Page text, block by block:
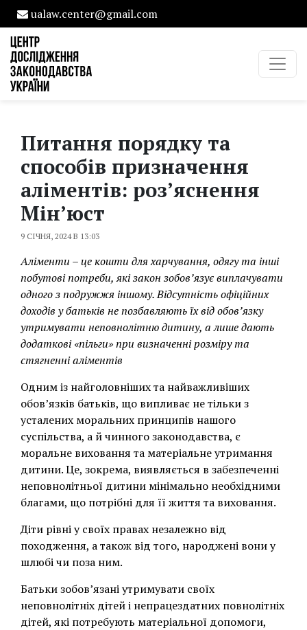
ualaw.center@gmail.com
Питання порядку та
способів призначення
аліментів: роз’яснення
Мін’юст
9 СІЧНЯ, 2024 В 13:03
Аліменти – це кошти для харчування, одягу та інші
побутові потреби, які закон зобов’язує виплачувати
одного з подружжя іншому. Відсутність офіційних
доходів у батьків не позбавляють їх від обов’язку
утримувати неповнолітню дитину, а лише дають
додаткові «пільги» при визначенні розміру та
стягненні аліментів
Одним із найголовніших та найважливіших
обов’язків батьків, що випливає не тільки з
усталених моральних принципів нашого
суспільства, а й чинного законодавства, є
моральне виховання та матеріальне утримання
дитини. Це, зокрема, виявляється в забезпеченні
неповнолітньої дитини мінімально необхідними
благами, що потрібні для її життя та виховання.
Діти рівні у своїх правах незалежно від
походження, а також від того, народжені вони у
шлюбі чи поза ним.
Батьки зобов’язані утримувати своїх
неповнолітніх дітей і непрацездатних повнолітніх
дітей, які потребують матеріальної допомоги,